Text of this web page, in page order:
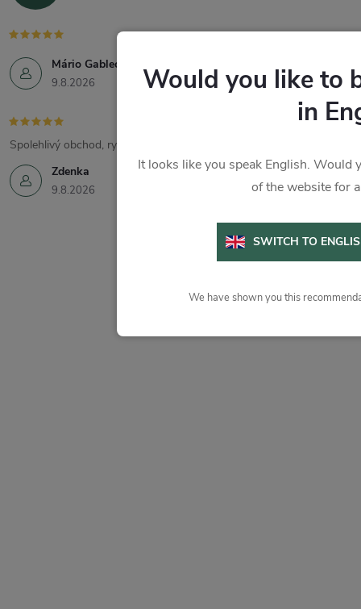
Mário Gablech
9.8.2026
Zdenka
9.8.2026
Spolehlivý obchod, rychlé dodání, skvělé produkty.
Would you like to
in
It looks like you speak English.
of the website for
SWITCH TO
We have shown you this